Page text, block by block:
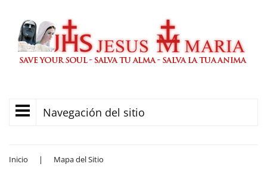
Navegación del sitio
Inicio | Mapa del Sitio